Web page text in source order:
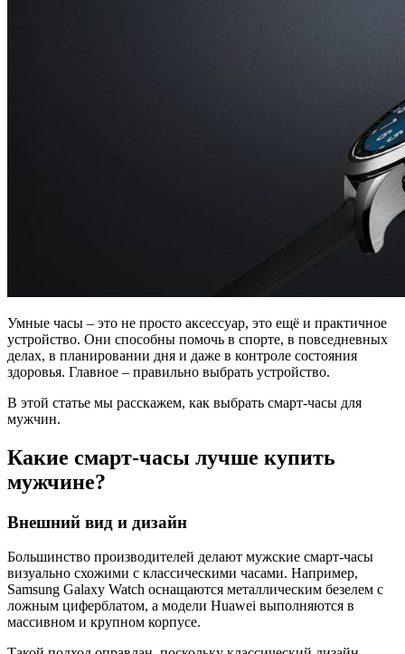
Умные часы – это не просто аксессуар, это ещё и практичное
устройство. Они способны помочь в спорте, в повседневных
делах, в планировании дня и даже в контроле состояния
здоровья. Главное – правильно выбрать устройство.
В этой статье мы расскажем, как выбрать смарт-часы для
мужчин.
Какие смарт-часы лучше купить
мужчине?
Внешний вид и дизайн
Большинство производителей делают мужские смарт-часы
визуально схожими с классическими часами. Например,
Samsung Galaxy Watch оснащаются металлическим безелем с
ложным циферблатом, а модели Huawei выполняются в
массивном и крупном корпусе.